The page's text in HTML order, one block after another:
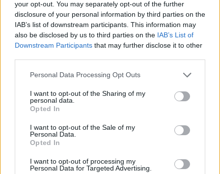
your opt-out. You may separately opt-out of the further
disclosure of your personal information by third parties on the
IAB’s list of downstream participants. This information may
also be disclosed by us to third parties on the IAB’s List of
Downstream Participants that may further disclose it to other
Please note that this website/app uses one or more Google
not limited to your visit or usage behaviour. You may click to
grant or deny consent to Google and its third-party tags to
use your data for below specified purposes in below Google
consent section.
Personal Data Processing Opt Outs
I want to opt-out of the Sharing of my
personal data.
Opted In
I want to opt-out of the Sale of my
Personal Data.
Opted In
I want to opt-out of processing my
Personal Data for Targeted Advertising.
CARACTERÍSTICAS:
Crema colorante deoxidación totalpara la
coloración de los cabellos
Baseprotectiva-tratante
ContieneSelenium,un mineral muy potente que
Se puede mezclar con laCrema Oxidante de
20-30-40 volúmenes
+ INFORMACIÓN:
Este tinte contiene vitaminas
(contra el
envejecimientodel cabello) yvitaminas B3